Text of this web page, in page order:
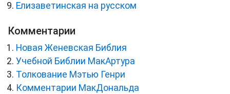
Елизаветинская на русском
Комментарии
Новая Женевская Библия
Учебной Библии МакАртура
Толкование Мэтью Генри
Комментарии МакДональда